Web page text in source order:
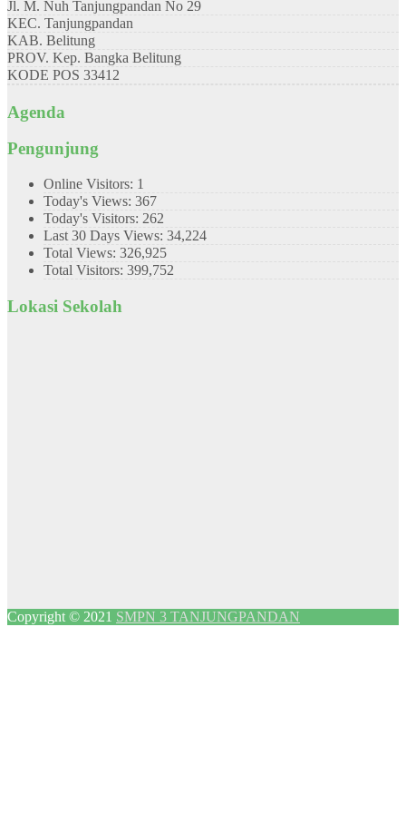
Jl. M. Nuh Tanjungpandan No 29
KEC. Tanjungpandan
KAB. Belitung
PROV. Kep. Bangka Belitung
KODE POS 33412
Agenda
Pengunjung
Online Visitors: 1
Today's Views: 367
Today's Visitors: 262
Last 30 Days Views: 34,224
Total Views: 326,925
Total Visitors: 399,752
Lokasi Sekolah
Copyright © 2021 SMPN 3 TANJUNGPANDAN